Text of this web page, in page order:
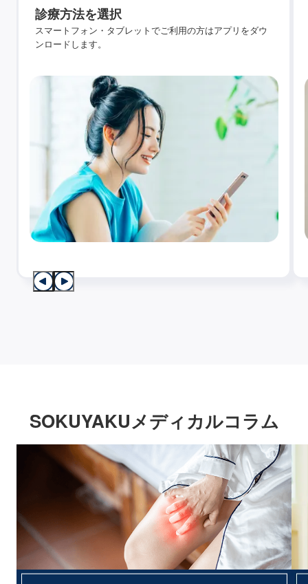
診療方法を選択
スマートフォン・タブレットでご利用の方はアプリをダウ
ンロードします。
SOKUYAKUメディカルコラム